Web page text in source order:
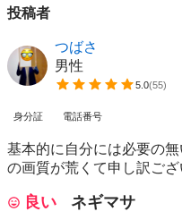
投稿者
つばさ
男性
5.0(55)
身分証 電話番号
基本的に自分には必要の
の画質が荒くて申し訳ござ
良い ネギマサ